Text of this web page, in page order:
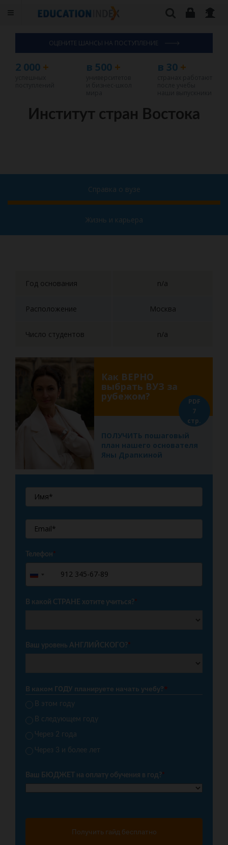
ОЦЕНИТЕ ШАНСЫ НА ПОСТУПЛЕНИЕ
2 000 + в 500 + в 30+
Институт стран Востока
Справка о вузе
Жизнь и карьера
Год основания n/a
Расположение Москва
Число студентов n/a
Как ВЕРНО
выбрать ВУЗ за
рубежом?
ПОЛУЧИТЬ пошаговый
план нашего основателя
Яны Драпкиной
PDF
7
стр.
Телефон*
Russia
+7
В какой СТРАНЕ хотите учиться?*
Ваш уровень АНГЛИЙСКОГО?*
В каком ГОДУ планируете начать учебу?*
В этом году
В следующем году
Через 2 года
Через 3 и более лет
Ваш БЮДЖЕТ на оплату обучения в год?*
Получить гайд бесплатно